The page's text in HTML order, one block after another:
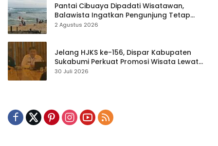
Pantai Cibuaya Dipadati Wisatawan,
Balawista Ingatkan Pengunjung Tetap
Waspada
2 Agustus 2026
Jelang HJKS ke-156, Dispar Kabupaten
Sukabumi Perkuat Promosi Wisata Lewat
Publikasi Digital
30 Juli 2026